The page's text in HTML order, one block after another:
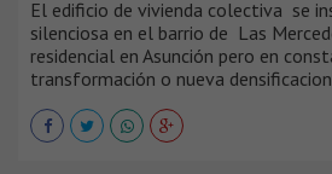
El edificio de vivienda colectiva se
silenciosa en el barrio de Las
residencial en Asunción pero en
transformación o nueva